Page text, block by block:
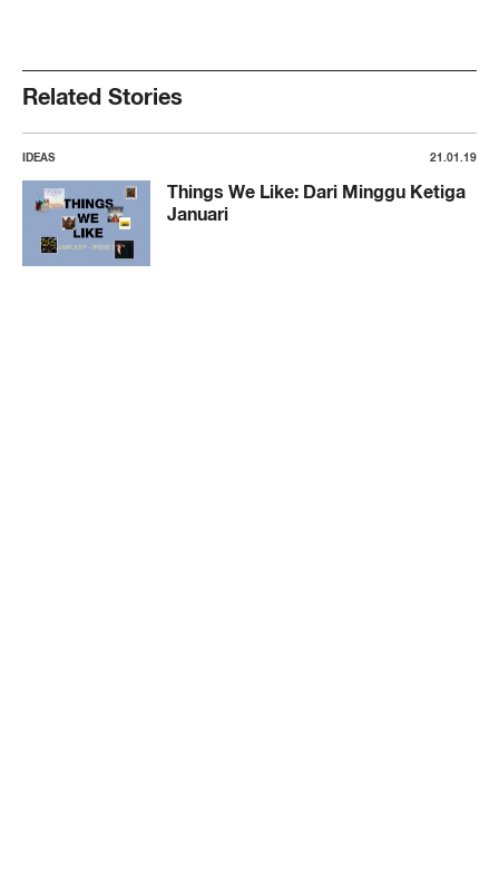
Related Stories
IDEAS 21.01.19
Things We Like: Dari Minggu Ketiga
Januari